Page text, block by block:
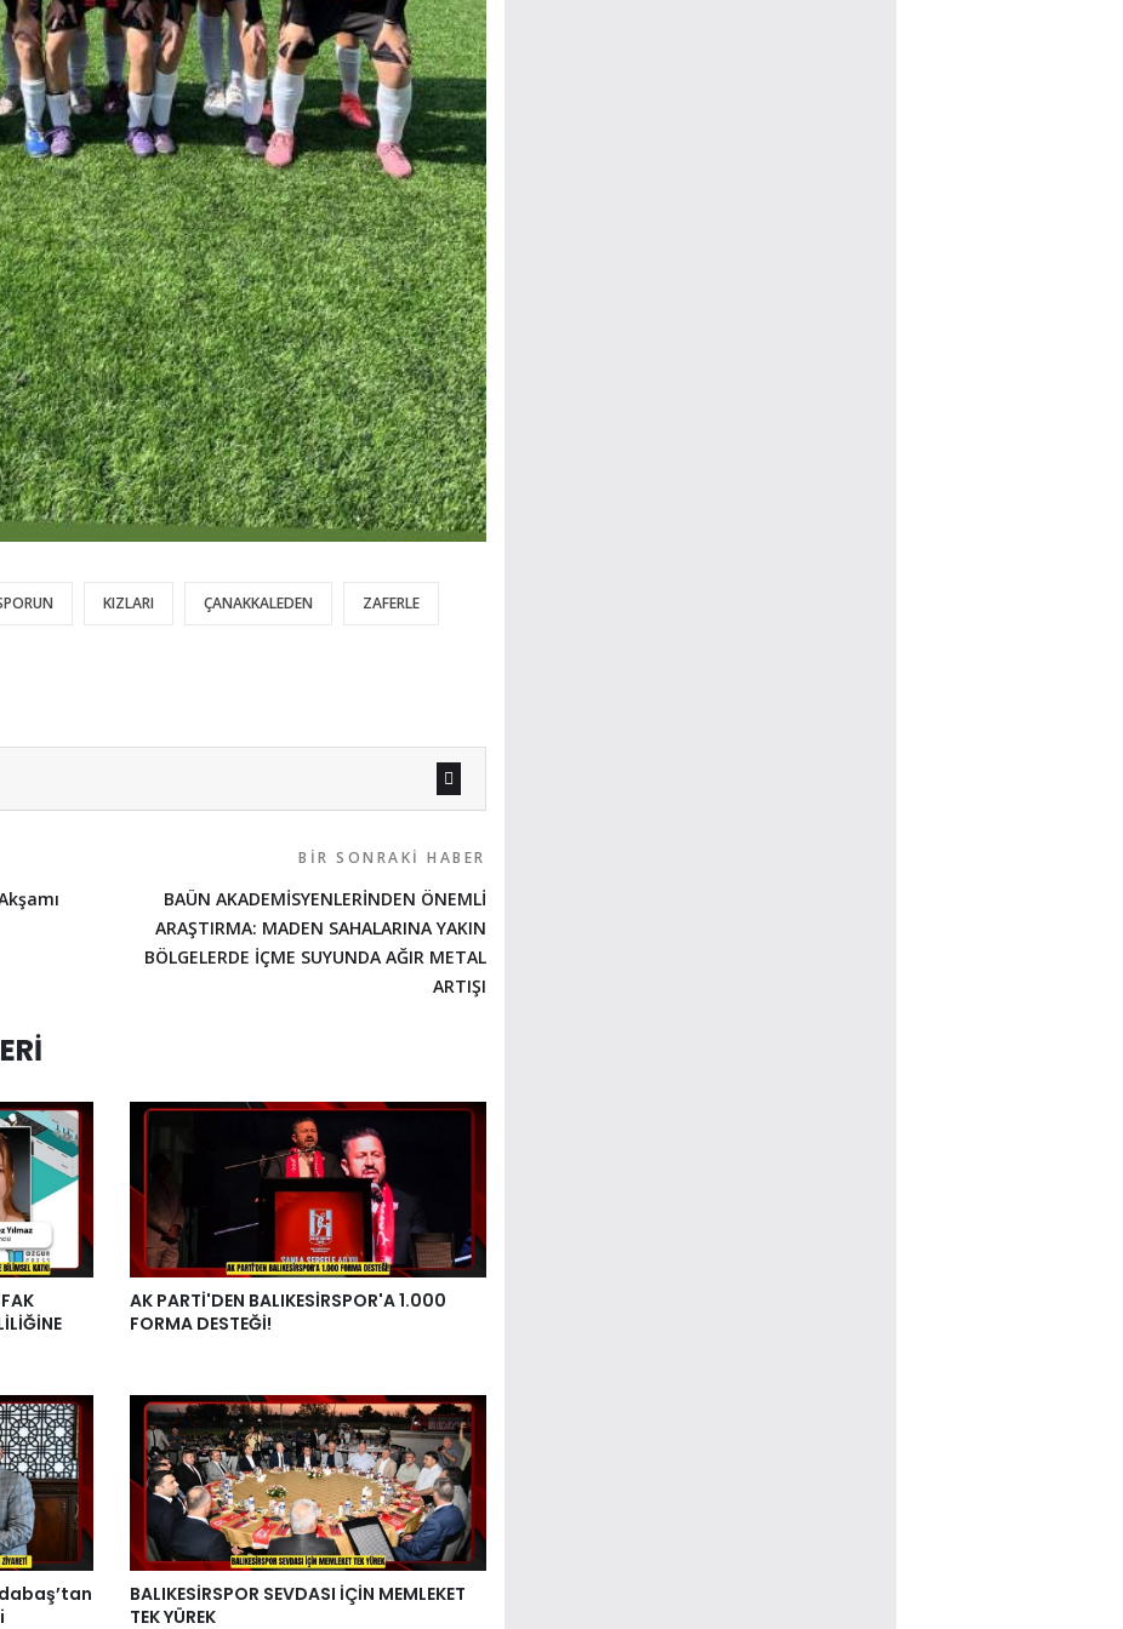
KIZLARI ÇANAKKALEDEN ZAFERLE
BIR SONRAKI HABER
BAÜN AKADEMİSYENLERİNDEN ÖNEMLİ
ARAŞTIRMA: MADEN SAHALARINA YAKIN
BÖLGELERDE İÇME SUYUNDA AĞIR METAL
ARTIŞI
AK PARTİ'DEN BALIKESİRSPOR'A 1.000
FORMA DESTEĞİ!
BALIKESİRSPOR SEVDASI İÇİN MEMLEKET
TEK YÜREK